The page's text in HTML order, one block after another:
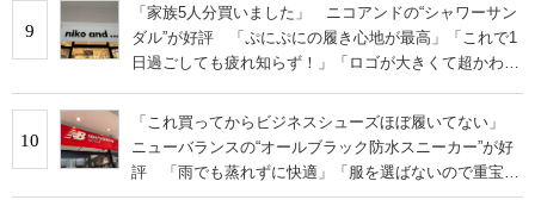
9
「家族5人分買いました」 ニコアンドの“シャワーサン
ダル”が好評 「ぷにぷにの履き心地が最高」「これで1
日過ごしても疲れ知らず！」「ロゴが大きくて超かわい
10
「これ買ってからビジネスシューズほぼ履いてない」
ニューバランスの“オールブラック防水スニーカー”が好
評 「雨でも蒸れずに快適」「服を選ばないので重宝」
などの声